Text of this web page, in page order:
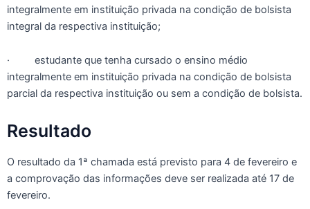
integralmente em instituição privada na condição de bolsista
integral da respectiva instituição;
· estudante que tenha cursado o ensino médio
integralmente em instituição privada na condição de bolsista
parcial da respectiva instituição ou sem a condição de bolsista.
Resultado
O resultado da 1ª chamada está previsto para 4 de fevereiro e
a comprovação das informações deve ser realizada até 17 de
fevereiro.